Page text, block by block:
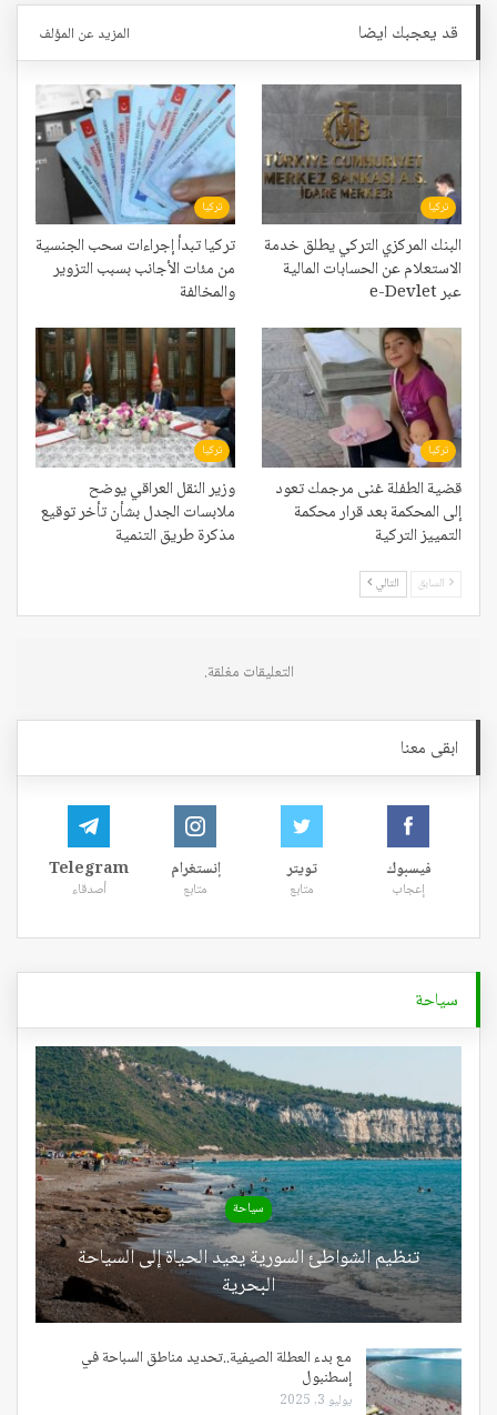
قد يعجبك ايضا المزيد عن المؤلف
تركيا
البنك المركزي التركي يطلق خدمة
الاستعلام عن الحسابات المالية
عبر e-Devlet
تركيا
تركيا تبدأ إجراءات سحب الجنسية
من مئات الأجانب بسبب التزوير
والمخالفة
تركيا
قضية الطفلة غنى مرجمك تعود
إلى المحكمة بعد قرار محكمة
التمييز التركية
تركيا
وزير النقل العراقي يوضح
ملابسات الجدل بشأن تأخر توقيع
مذكرة طريق التنمية
السابق التالي
التعليقات مغلقة.
ابقى معنا
فيسبوك
إعجاب
تويتر
متابع
إنستغرام
متابع
Telegram
أصدقاء
سياحة
سياحة
تنظيم الشواطئ السورية يعيد الحياة إلى السياحة
البحرية
مع بدء العطلة الصيفية..تحديد مناطق السباحة في
إسطنبول
يوليو 3, 2025